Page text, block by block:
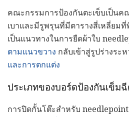
คณะกรรมการป้องกันตะเข็บเป็น
เบาและมีรูพรุนที่มีตารางสี่เหลี่ยม
เป็นแนวทางในการยืดผ้าใบ
ตามแนวขวาง กลับเข้าสู่รูปร่างระ
และการตกแต่ง
ประเภทของบอร์ดป้องกันเข็ม
การปิดกั้นโต๊ะสำหรับ